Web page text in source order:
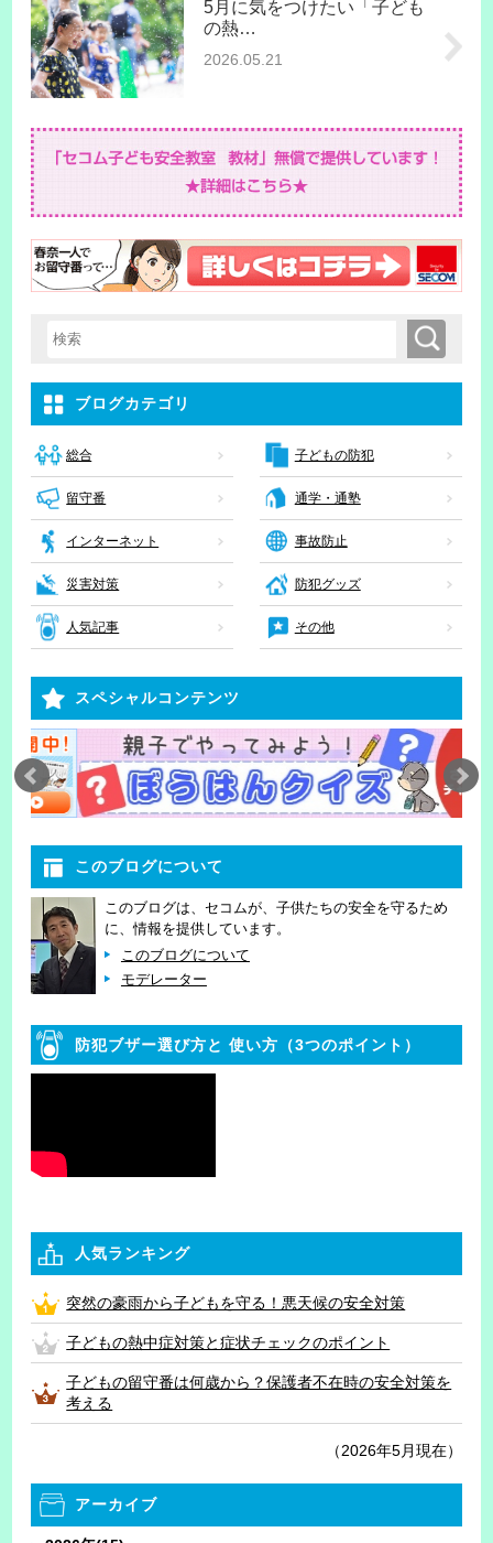
5月に気をつけたい「子ども
の熱…
2026.05.21
検索キーワード入力 検索
ブログカテゴリ
総合 子どもの防犯
留守番 通学・通塾
インターネット 事故防止
災害対策 防犯グッズ
人気記事 その他
スペシャルコンテンツ
このブログについて
このブログは、セコムが、子供たちの安全を守るため
に、情報を提供しています。
このブログについて
モデレーター
防犯ブザー選び方と 使い方（3つのポイント）
人気ランキング
突然の豪雨から子どもを守る！悪天候の安全対策
子どもの熱中症対策と症状チェックのポイント
子どもの留守番は何歳から？保護者不在時の安全対策を
考える
（2026年5月現在）
アーカイブ